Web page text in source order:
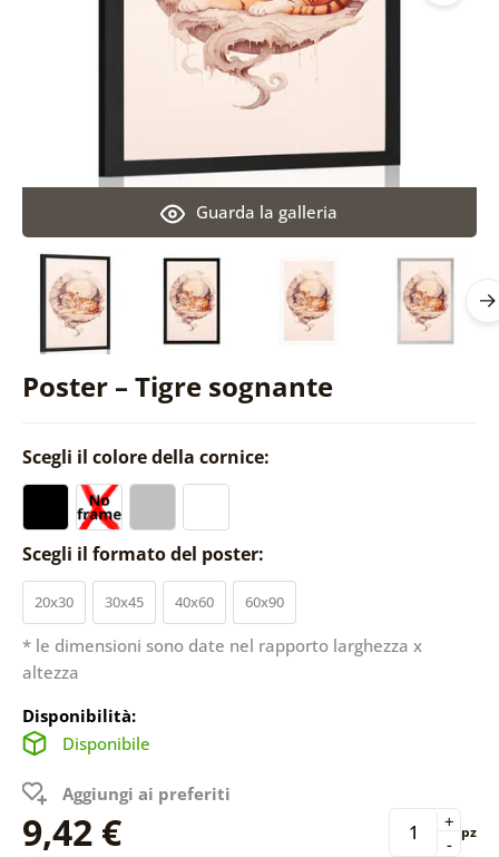
Poster – Tigre sognante
Guarda la galleria
Scegli il colore della cornice:
Scegli il formato del poster:
20x30 30x45 40x60 60x90
* le dimensioni sono date nel rapporto larghezza x
altezza
Disponibilità:
Disponibile
Aggiungi ai preferiti
9,42 € -
+ pz